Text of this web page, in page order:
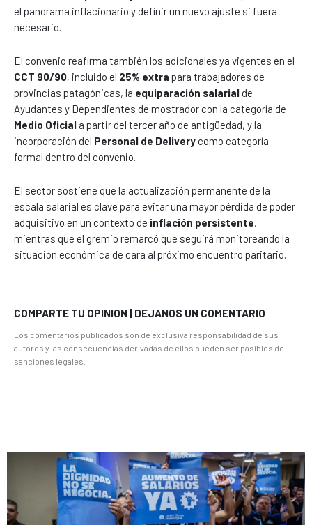
el panorama inflacionario y definir un nuevo ajuste si fuera
necesario.
El convenio reafirma también los adicionales ya vigentes en el
CCT 90/90, incluido el 25% extra para trabajadores de
provincias patagónicas, la equiparación salarialde
Ayudantes y Dependientes de mostrador con la categoría de
Medio Oficial a partir del tercer año de antigüedad, y la
incorporación del Personal de Delivery como categoría
formal dentro del convenio.
El sector sostiene que la actualización permanente de la
escala salarial es clave para evitar una mayor pérdida de poder
adquisitivo en un contexto de inflación persistente,
mientras que el gremio remarcó que seguirá monitoreando la
situación económica de cara al próximo encuentro paritario.
COMPARTE TU OPINION | DEJANOS UN COMENTARIO
Los comentarios publicados son de exclusiva responsabilidad de sus
autores y las consecuencias derivadas de ellos pueden ser pasibles de
sanciones legales.